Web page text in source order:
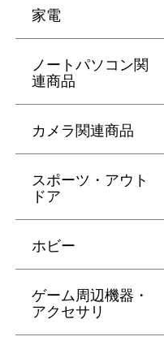
家電
ノートパソコン関
連商品
カメラ関連商品
スポーツ・アウト
ドア
ホビー
ゲーム周辺機器・
アクセサリ